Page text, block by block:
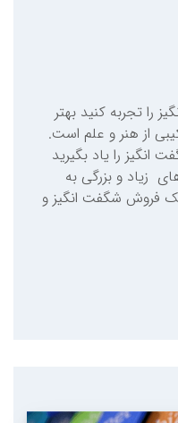
را تجربه کنید بهتر
از هنر و علم است.
را یاد بگیرید
زیاد و بزرگی به
فروش شگفت انگیز و